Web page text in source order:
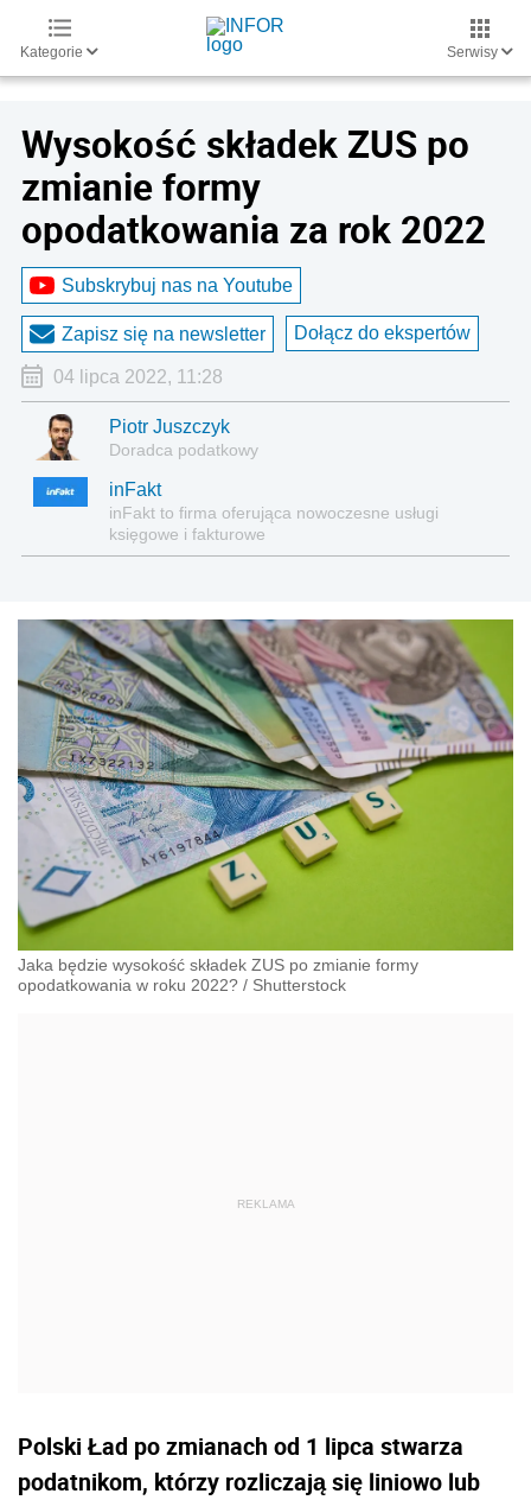
Kategorie Serwisy
Wysokość składek ZUS po
zmianie formy
opodatkowania za rok 2022
Subskrybuj nas na Youtube
Zapisz się na newsletter Dołącz do ekspertów
04 lipca 2022, 11:28
Piotr Juszczyk
Doradca podatkowy
inFakt
inFakt to firma oferująca nowoczesne usługi
księgowe i fakturowe
Jaka będzie wysokość składek ZUS po zmianie formy
opodatkowania w roku 2022? / Shutterstock
Polski Ład po zmianach od 1 lipca stwarza
podatnikom, którzy rozliczają się liniowo lub